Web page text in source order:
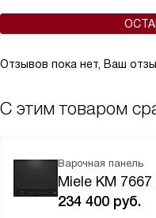
Отзывов пока нет, Ваш
С этим товаром
Варочная панель
Miele KM 7667
234 400 руб.